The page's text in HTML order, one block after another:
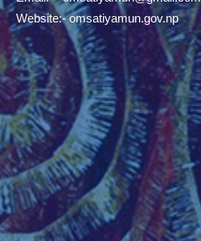
Website:- omsatiyamun.gov.np